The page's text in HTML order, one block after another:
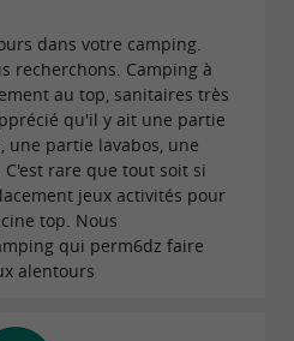
:
goyetchea.pdf
dans votre camping.
recherchons. Camping à
au top, sanitaires très
qu'il y ait une partie
une partie lavabos, une
rare que tout soit si
jeux activités pour
top. Nous
qui perm6dz faire
alentours